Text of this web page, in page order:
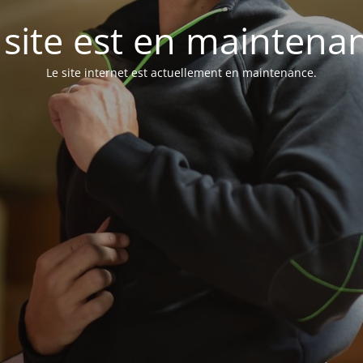
est en
Le site internet est actuellement en maintenance.